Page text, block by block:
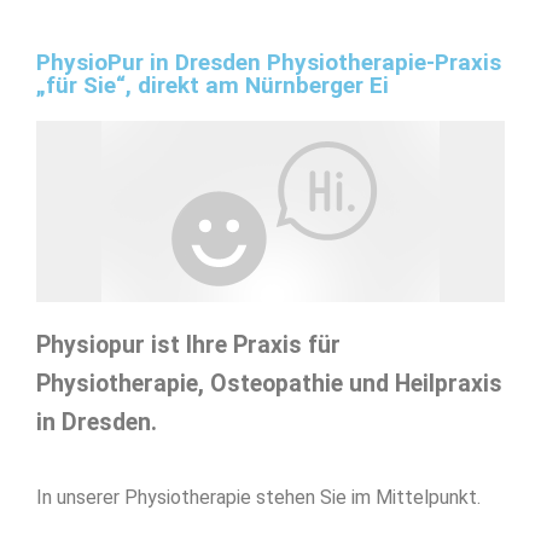
PhysioPur in Dresden Physiotherapie-Praxis
„für Sie“, direkt am Nürnberger Ei
Physiopur ist Ihre Praxis für
Physiotherapie, Osteopathie und Heilpraxis
in Dresden.
In unserer Physiotherapie stehen Sie im Mittelpunkt.